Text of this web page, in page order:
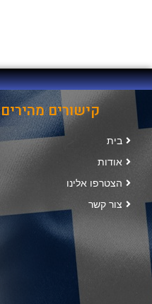
קישורים מהירים
בית
אודות
הצטרפו אלינו
צור קשר